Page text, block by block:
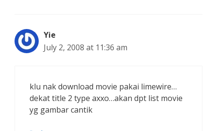
Yie
July 2, 2008 at 11:36 am
klu nak download movie pakai limewire…
dekat title 2 type axxo…akan dpt list movie
yg gambar cantik